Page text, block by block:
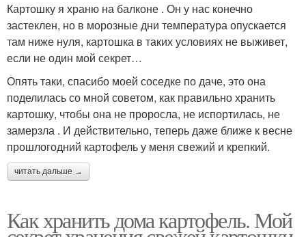
Картошку я храню на балконе . Он у нас конечно
застеклен, но в морозные дни температура опускается
там ниже нуля, картошка в таких условиях не выживет,
если не один мой секрет…
Опять таки, спасибо моей соседке по даче, это она
поделилась со мной советом, как правильно хранить
картошку, чтобы она не проросла, не испортилась, не
замерзла . И действительно, теперь даже ближе к весне
прошлогодний картофель у меня свежий и крепкий.
читать дальше →
Как хранить дома картофель. Мой